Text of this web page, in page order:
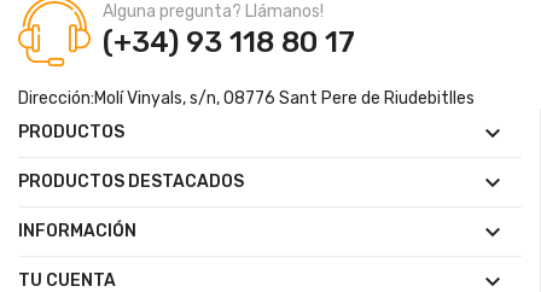
Alguna pregunta? Llámanos!
(+34) 93 118 80 17
Dirección:Molí Vinyals, s/n, 08776 Sant Pere de Riudebitlles
PRODUCTOS

PRODUCTOS DESTACADOS 
INFORMACIÓN 
TU CUENTA 